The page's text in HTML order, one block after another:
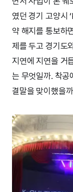
였던 경기 고양시
약 해지를 통보하
제를 두고 경기도
지연에 지연을 거
는 무엇일까. 착공
결말을 맞이했을